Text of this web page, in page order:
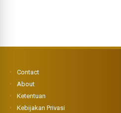
Contact
About
Ketentuan
Kebijakan Privasi